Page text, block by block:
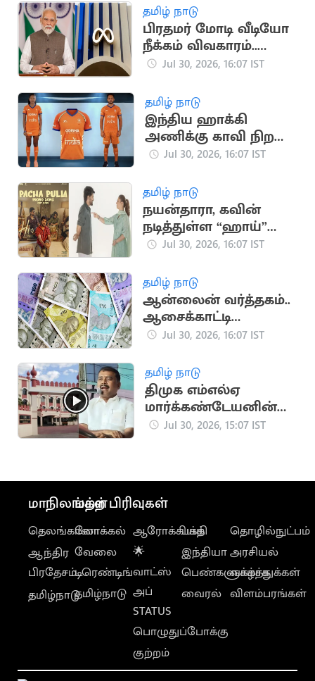
தமிழ் நாடு
பிரதமர் மோடி வீடியோ
நீக்கம் விவகாரம்..
மெட்டாவுக்கு மீண்டும்
Jul 30, 2026, 16:07 IST
தமிழ் நாடு
இந்திய ஹாக்கி
அணிக்கு காவி நிற
ஜெர்சி
Jul 30, 2026, 16:07 IST
தமிழ் நாடு
நயன்தாரா, கவின்
நடித்துள்ள “ஹாய்”
படத்தின் 3வது
வெளியீடு
Jul 30, 2026, 16:07 IST
தமிழ் நாடு
ஆன்லைன் வர்த்தகம்..
ஆசைக்காட்டி
ஆசிரியரிடம் ரூ.57
Jul 30, 2026, 16:07 IST
தமிழ் நாடு
திமுக எம்எல்ஏ
மார்க்கண்டேயனின்
ஜாமின் மனு தள்ளுபடி
Jul 30, 2026, 15:07 IST
மாநிலங்கள்
தெலங்கானா
ஆந்திர
பிரதேசம்
தமிழ்நாடு
மற்ற பிரிவுகள்
லோக்கல்
வேலை
டிரெண்டிங்
தமிழ்நாடு
ஆரோக்கியம்
🌟
வாட்ஸ்
அப்
STATUS
பொழுதுப்போக்கு
குற்றம்
பக்தி
இந்தியா
பெண்களுக்காக
வைரல்
தொழில்நுட்பம்
அரசியல்
வாழ்த்துக்கள்
விளம்பரங்கள்